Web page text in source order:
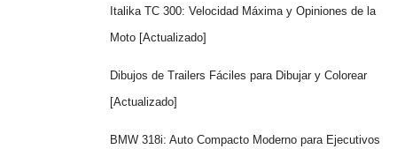
Italika TC 300: Velocidad Máxima y Opiniones de la
Moto [Actualizado]
Dibujos de Trailers Fáciles para Dibujar y Colorear
[Actualizado]
BMW 318i: Auto Compacto Moderno para Ejecutivos